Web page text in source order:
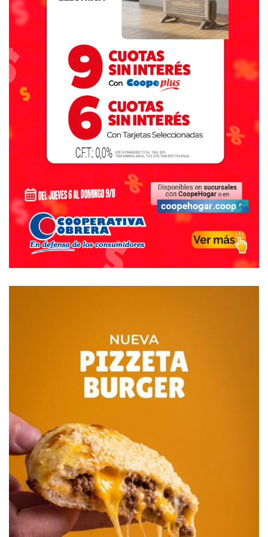
Administrativamente y económicamente ordenado, con
una prestación de servicios mayoritariamente eficiente,
que comenzó con una cantidad de obras producto de la
relación provincia/nación, pero los últimos
acontecimientos económicos y ajustes hacen suponer que
esto se vería disminuido, generando una preocupación en
el vecino y, sin dudas, en el propio Reyes y sus
colaboradores.
“De todas maneras, no tengo dudas de que tanto el látigo
como la billetera se seguirán utilizando, a pesar de la
intención del gobierno provincial y nacional a que se los
califique a los municipios de manera ‘simbólica’”
–¿Descartás volver al Partido Justicialista local?
-El Partido Justicialista es mayoritariamente Unidad
Están haciendo lo que pueden, lo valoro, defendiendo
muchas veces lo indefendible y aportando desde el
Concejo Deliberante buenas ideas, aunque se encuentren
con la muralla de Cambiemos.
-¿Cómo analizás los gobiernos que están llevando
adelante Vidal y Macri?
-No hay una sola encuesta que favorezca a Macri y Vidal.
Promesas incumplidas: impuestos a las ganancias, crear
trabajo y cuidar el que tenemos, pobreza cero, lluvia de
inversiones, “la inflación es la demostración de la
incapacidad para gobernar”, devaluación, inseguridad,